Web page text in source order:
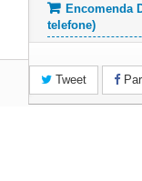
Encomenda
telefone)
Tweet